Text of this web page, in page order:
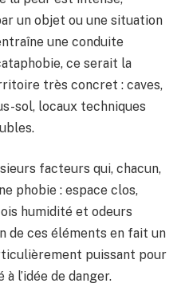
un objet ou une situation
une conduite
ce serait la
très concret : caves,
sol, locaux techniques
facteurs qui, chacun,
phobie : espace clos,
humidité et odeurs
de ces éléments en fait un
puissant pour
l’idée de danger.